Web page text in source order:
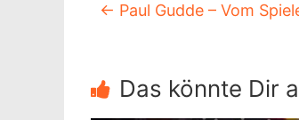
← Paul Gudde – Vom
Das könnte Dir